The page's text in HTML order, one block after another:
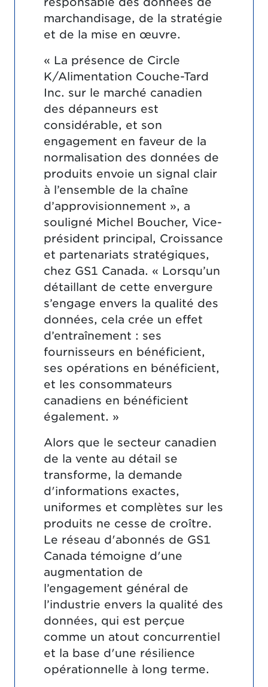
marchandisage, de la stratégie
et de la mise en œuvre.
« La présence de Circle
K/Alimentation Couche-Tard
Inc. sur le marché canadien
des dépanneurs est
considérable, et son
engagement en faveur de la
normalisation des données de
produits envoie un signal clair
à l’ensemble de la chaîne
d’approvisionnement », a
souligné Michel Boucher, Vice-
président principal, Croissance
et partenariats stratégiques,
chez GS1 Canada. « Lorsqu’un
détaillant de cette envergure
s’engage envers la qualité des
données, cela crée un effet
d’entraînement : ses
fournisseurs en bénéficient,
ses opérations en bénéficient,
et les consommateurs
canadiens en bénéficient
également. »
Alors que le secteur canadien
de la vente au détail se
transforme, la demande
d'informations exactes,
uniformes et complètes sur les
produits ne cesse de croître.
Le réseau d'abonnés de GS1
Canada témoigne d'une
augmentation de
l’engagement général de
l’industrie envers la qualité des
données, qui est perçue
comme un atout concurrentiel
et la base d'une résilience
opérationnelle à long terme.